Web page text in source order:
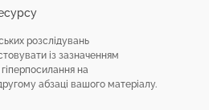
розслідувань
із зазначенням
на
абзаці вашого матеріалу.